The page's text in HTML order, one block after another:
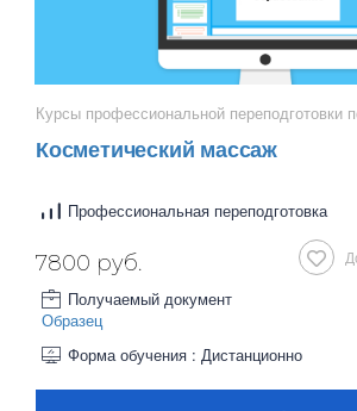
Курсы профессиональной переподготовки
Косметический массаж
Профессиональная переподготовка
7800 руб.
Получаемый документ
Образец
Форма обучения : Дистанционно